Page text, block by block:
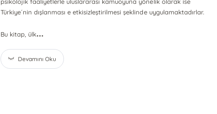
psikolojik faaliyetlerle uluslararası kamuoyuna yönelik olarak ise
Türkiye´nin dışlanması e etkisizleştirilmesi şeklinde uygulamaktadırlar.
Bu kitap, ülk...
Devamını Oku